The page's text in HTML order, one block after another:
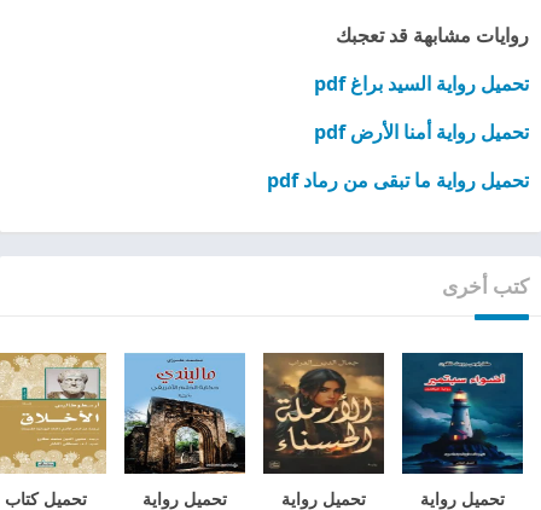
روايات مشابهة قد تعجبك
تحميل رواية السيد براغ pdf
تحميل رواية أمنا الأرض pdf
تحميل رواية ما تبقى من رماد pdf
كتب أخرى
تحميل رواية
تحميل رواية
تحميل رواية
تحميل كتاب